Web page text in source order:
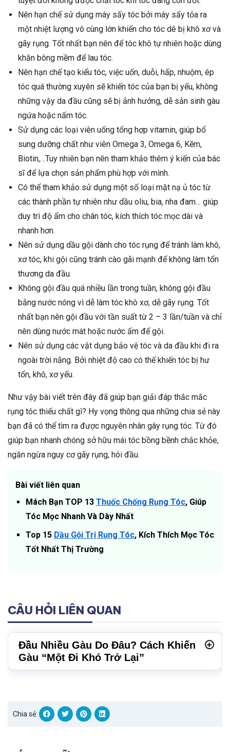
Nên hạn chế sử dụng máy sấy tóc bởi máy sấy tỏa ra
một nhiệt lượng vô cùng lớn khiến cho tóc dê bị khô xơ và
gãy rụng. Tốt nhất bạn nên để tóc khô tự nhiên hoặc dùng
khăn bông mềm để lau tóc.
Nên hạn chế tạo kiểu tóc, việc uốn, duỗi, hấp, nhuộm, ép
tóc quá thường xuyên sẽ khiến tóc của bạn bị yếu, không
những vậy da đầu cũng sẽ bị ảnh hưởng, dễ sản sinh gàu
ngứa hoặc nấm tóc.
Sử dụng các loại viên uống tổng hợp vitamin, giúp bổ
sung dưỡng chất như viên Omega 3, Omega 6, Kẽm,
Biotin,…Tuy nhiên bạn nên tham khảo thêm ý kiến của bác
sĩ để lựa chọn sản phẩm phù hợp với mình.
Có thể tham khảo sử dụng một số loại mặt nạ ủ tóc từ
các thành phần tự nhiên như dầu oliu, bia, nha đam… giúp
duy trì độ ẩm cho chân tóc, kích thích tóc mọc dài và
nhanh hơn.
Nên sử dụng dầu gội dành cho tóc rụng để tránh làm khô,
xơ tóc, khi gội cũng tránh cào gãi mạnh để không làm tổn
thương da đầu.
Không gội đầu quá nhiều lần trong tuần, không gội đầu
bằng nước nóng vì dễ làm tóc khô xơ, dễ gãy rụng. Tốt
nhất bạn nên gội đầu với tần suất từ 2 – 3 lần/tuần và chỉ
nên dùng nước mát hoặc nước ấm để gội.
Nên sử dụng các vật dụng bảo vệ tóc và da đầu khi đi ra
ngoài trời nắng. Bởi nhiệt độ cao có thể khiến tóc bị hư
tổn, khô, xơ yếu.
Như vậy bài viết trên đây đã giúp bạn giải đáp thắc mắc
rụng tóc thiếu chất gì? Hy vọng thông qua những chia sẻ này
bạn đã có thể tìm ra được nguyên nhân gây rụng tóc. Từ đó
giúp bạn nhanh chóng sở hữu mái tóc bồng bềnh chắc khỏe,
ngăn ngừa nguy cơ gãy rụng, hói đầu.
Bài viết liên quan
Mách Bạn TOP 13 Thuốc Chống Rụng Tóc, Giúp
Tóc Mọc Nhanh Và Dày Nhất
Top 15 Dầu Gội Trị Rụng Tóc, Kích Thích Mọc Tóc
Tốt Nhất Thị Trường
CÂU HỎI LIÊN QUAN
Đầu Nhiều Gàu Do Đâu? Cách Khiến
Gàu “Một Đi Khó Trở Lại”
Chia sẻ: